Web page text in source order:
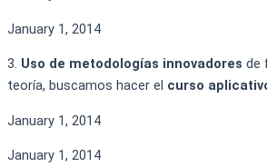
January 1, 2014
3. Uso de metodologías innovadores de
teoría, buscamos hacer el curso
January 1, 2014
January 1, 2014